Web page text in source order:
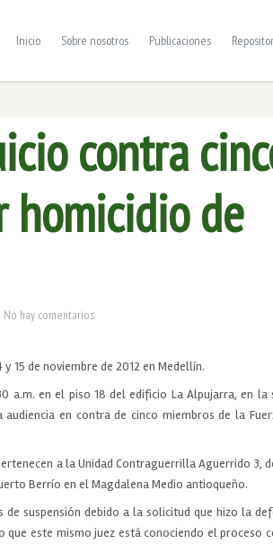
Inicio Sobre nosotros Publicaciones
contra
homicidio de
No hay comentarios
y 15 de noviembre de 2012 en Medellín.
a.m. en el piso 18 del edificio La Alpujarra, en
en contra de cinco miembros de la
a la Unidad Contraguerrilla Aguerrido 3,
Berrío en el Magdalena Medio antioqueño.
de suspensión debido a la solicitud que hizo la
que este mismo juez está conociendo el proceso